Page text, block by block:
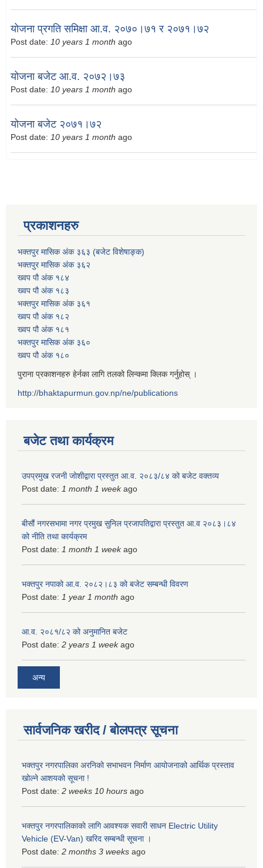
योजना प्रगति समिक्षा आ.व. २०७०।७१ र २०७१।७२
Post date: 10 years 1 month ago
योजना बजेट आ.व. २०७२।७३
Post date: 10 years 1 month ago
योजना बजेट २०७१।७२
Post date: 10 years 1 month ago
प्रकाशनहरु
भक्तपुर मासिक अंक ३६३ (बजेट विशेषाङ्क)
भक्तपुर मासिक अंक ३६२
ख्वप पौ अंक १८४
ख्वप पौ अंक १८३
भक्तपुर मासिक अंक ३६१
ख्वप पौ अंक १८२
ख्वप पौ अंक १८१
भक्तपुर मासिक अंक ३६०
ख्वप पौ अंक १८०
पुराना प्रकाशनहरु हेर्नका लागि तलको लिन्कमा क्लिक गर्नुहोस् ।
http://bhaktapurmun.gov.np/ne/publications
बजेट तथा कार्यक्रम
उपप्रमुख रजनी जोशीद्वारा प्रस्तुत आ.व. २०८३/८४ को बजेट वक्तव्य
Post date: 1 month 1 weekago
बीसौं नगरसभामा नगर प्रमुख सुनिल प्रजापतिद्वारा प्रस्तुत आ.व‍ २०८३।८४
को नीति तथा कार्यक्रम
Post date: 1 month 1 weekago
भक्तपुर नपाको आ.व. २०८२।८३ को बजेट सम्बन्धी विवरण
Post date: 1 year 1 month ago
आ.व. २०८१/८२ को अनुमानित बजेट
Post date: 2 years 1 weekago
अन्य
सार्वजनिक खरीद / बोलपत्र सूचना
भक्तपुर नगरपालिका अरनिको सभाभवन निर्माण आयोजनाको आर्थिक प्रस्ताव
खोल्ने आशयको सूचना !
Post date: 2 weeks 10 hours ago
भक्तपुर नगरपालिकाकाे लागि आवश्यक सवारी साधन Electric Utility
Vehicle (EV-Van) खरिद सम्बन्धी सूचना ।
Post date: 2 months 3 weeks ago